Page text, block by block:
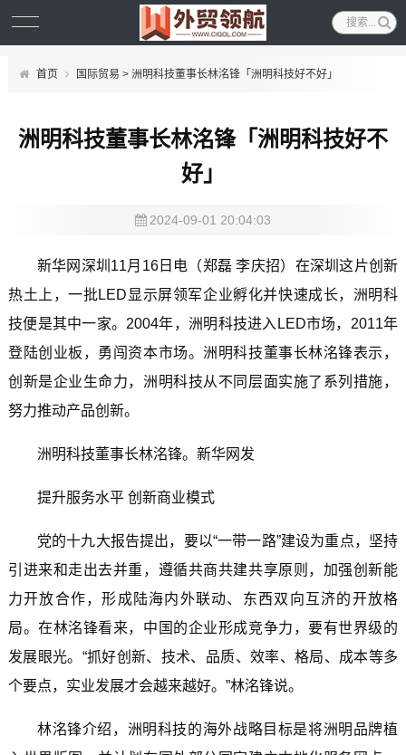
首页 国际贸易 > 洲明科技董事长林洺锋「洲明科技好不好」
洲明科技董事长林洺锋「洲明科技好不
好」
2024-09-01 20:04:03
新华网深圳11月16日电（郑磊 李庆招）在深圳这片创新
热土上，一批LED显示屏领军企业孵化并快速成长，洲明科
技便是其中一家。2004年，洲明科技进入LED市场，2011年
登陆创业板，勇闯资本市场。洲明科技董事长林洺锋表示，
创新是企业生命力，洲明科技从不同层面实施了系列措施，
努力推动产品创新。
洲明科技董事长林洺锋。新华网发
提升服务水平 创新商业模式
党的十九大报告提出，要以“一带一路”建设为重点，坚持
引进来和走出去并重，遵循共商共建共享原则，加强创新能
力开放合作，形成陆海内外联动、东西双向互济的开放格
局。在林洺锋看来，中国的企业形成竞争力，要有世界级的
发展眼光。“抓好创新、技术、品质、效率、格局、成本等多
个要点，实业发展才会越来越好。”林洺锋说。
林洺锋介绍，洲明科技的海外战略目标是将洲明品牌植